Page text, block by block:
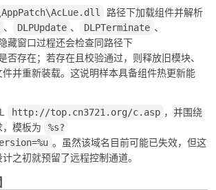
路径下加载组件并解析
、 DLPUpdate 、 DLPTerminate 、
藏窗口过程还会检查同路径下
否存在；若存在且校验通过，则释放旧模块、
并重新装载。这说明样本具备组件热更新能
http://top.cn3721.org/c.asp ，并围绕
模板为
%s?
。虽然该域名目前可能已失效，但这
之初就预留了远程控制通道。